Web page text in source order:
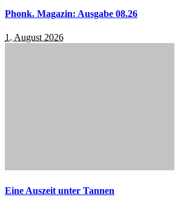
Phonk. Magazin: Ausgabe 08.26
1. August 2026
Eine Auszeit unter Tannen